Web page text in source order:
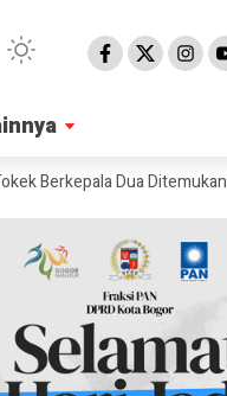
Dua Ditemukan,